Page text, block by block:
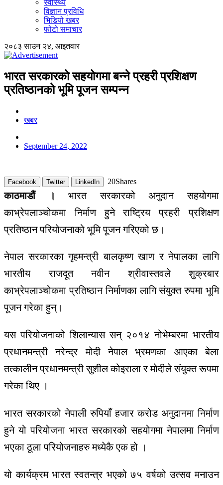
स्वास्थ्य
विज्ञान प्रविधि
भिडियो खबर
फोटो समाचार
२०८३ साउन २४, आइतवार
भारत सरकारको सहयोगमा बन्ने प्रहरी प्रशिक्षण
प्रतिष्ठानको भूमि पूजन सम्पन्न
खबर
September 24, 2022
Facebook Twitter LinkedIn 20Shares
काठमाडौं ।भारत सरकारको अनुदान सहयोगमा
काभ्रेपलाञ्चोकमा निर्माण हुने राष्ट्रिय प्रहरी प्रशिक्षण
प्रतिष्ठान परियोजनाको भूमि पूजन गरिएको छ।
नेपाल सरकारका गृहमन्त्री बालकृष्ण खाण र नेपालका लागि
भारतीय राजदूत नवीन श्रीवास्तवले शुक्रबार
काभ्रेपलाञ्चोकमा प्रतिष्ठान निर्माणका लागि संयुक्त रुपमा भूमि
पूजन गरेका हुन्।
यस परियोजनाको शिलान्यास सन् २०१४ नोभेम्बरमा भारतीय
प्रधानमन्त्री नरेन्द्र मोदी नेपाल भ्रमणका आएका बेला
तत्कालीन प्रधानमन्त्री सुशील कोइराला र मोदीले संयुक्त रूपमा
गरेका थिए ।
भारत सरकारको नेपाली रुपियाँ हजार करोड अनुदानमा निर्माण
हुने यो परियोजना भारत सरकारको सहयोगमा नेपालमा निर्माण
भएका ठूला परियोजनाहरु मध्येकै एक हो ।
यो कार्यक्रम भारत स्वतन्त्र भएको ७५ वर्षको उत्सव मनाउन